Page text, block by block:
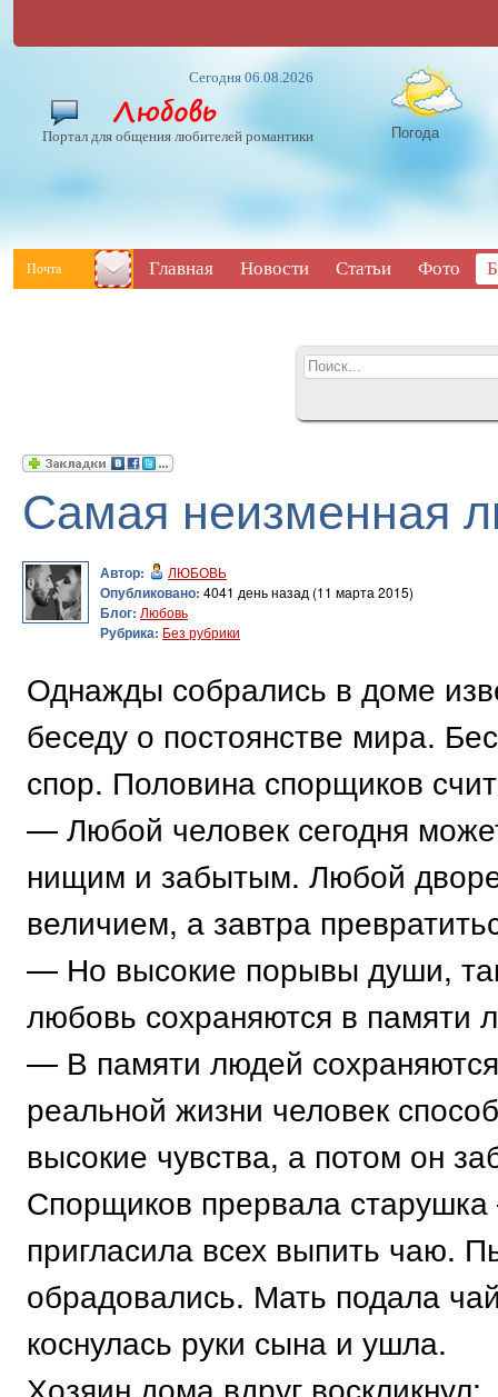
Сегодня 06.08.2026
Портал для общения любителей романтики Погода
Почта Главная Новости Статьи Фото
Самая неизменная
Автор: ЛЮБОВЬ
Опубликовано: 4041 день назад (11 марта 2015)
Блог: Любовь
Рубрика: Без рубрики
Однажды собрались в доме
беседу о постоянстве мира.
спор. Половина спорщиков
— Любой человек сегодня
нищим и забытым. Любой
величием, а завтра
— Но высокие порывы души,
любовь сохраняются в памяти
— В памяти людей
реальной жизни человек
высокие чувства, а потом он
Спорщиков прервала
пригласила всех выпить чаю.
обрадовались. Мать подала
коснулась руки сына и ушла.
Хозяин дома вдруг воскликнул: